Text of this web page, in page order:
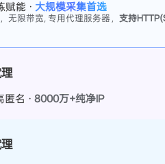
赋能 · 大规模采集首选
无限带宽, 专用代理服务器， 支持
匿名 · 8000万+纯净IP